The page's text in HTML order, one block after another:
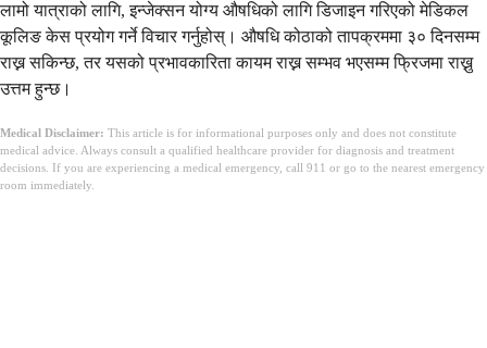
लामो यात्राको लागि, इन्जेक्सन योग्य औषधिको लागि डिजाइन गरिएको मेडिकल
कूलिङ केस प्रयोग गर्ने विचार गर्नुहोस्। औषधि कोठाको तापक्रममा ३० दिनसम्म
राख्न सकिन्छ, तर यसको प्रभावकारिता कायम राख्न सम्भव भएसम्म फ्रिजमा राख्नु
उत्तम हुन्छ।
Medical Disclaimer: This article is for informational purposes only and does not constitute
medical advice. Always consult a qualified healthcare provider for diagnosis and treatment
decisions. If you are experiencing a medical emergency, call 911 or go to the nearest emergency
room immediately.